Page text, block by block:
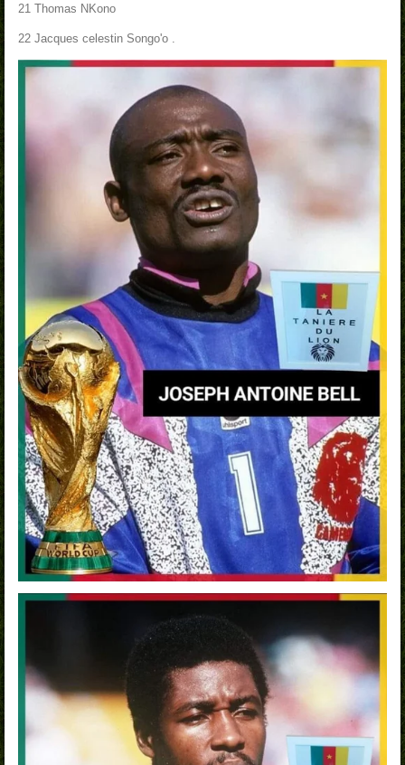
21 Thomas NKono
22 Jacques celestin Songo'o .